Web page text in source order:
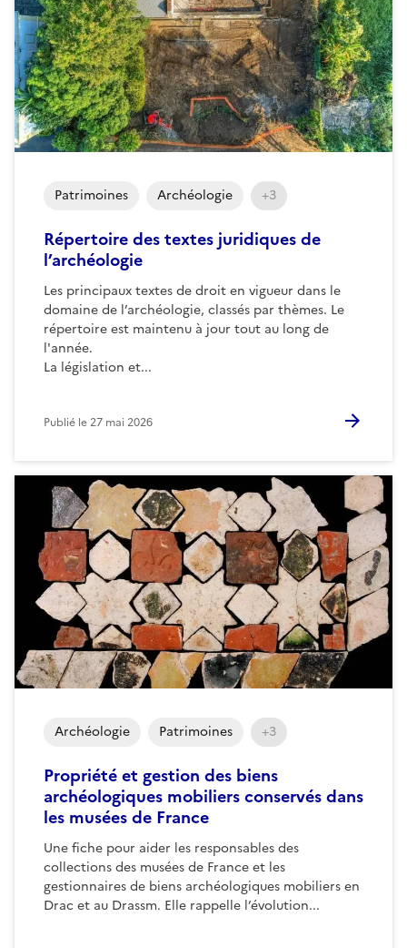
Répertoire des textes juridiques de
l’archéologie
Les principaux textes de droit en vigueur dans le
domaine de l’archéologie, classés par thèmes. Le
répertoire est maintenu à jour tout au long de
l'année.
La législation et...
Patrimoines Archéologie +3
Publié le27 mai 2026
Propriété et gestion des biens
archéologiques mobiliers conservés dans
les musées de France
Une fiche pour aider les responsables des
collections des musées de France et les
gestionnaires de biens archéologiques mobiliers en
Drac et au Drassm. Elle rappelle l’évolution...
Archéologie Patrimoines +3